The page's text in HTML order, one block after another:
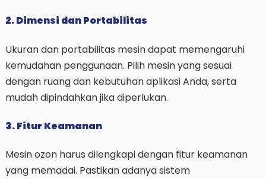
2. Dimensi dan Portabilitas
Ukuran dan portabilitas mesin dapat memengaruhi
kemudahan penggunaan. Pilih mesin yang sesuai
dengan ruang dan kebutuhan aplikasi Anda, serta
mudah dipindahkan jika diperlukan.
3. Fitur Keamanan
Mesin ozon harus dilengkapi dengan fitur keamanan
yang memadai. Pastikan adanya sistem